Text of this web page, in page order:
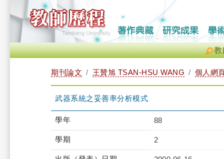
教
期刊論文 王贊旭 TSAN-HSU WANG 個人網
武器系統之妥善率分析模式
學年 88
學期 2